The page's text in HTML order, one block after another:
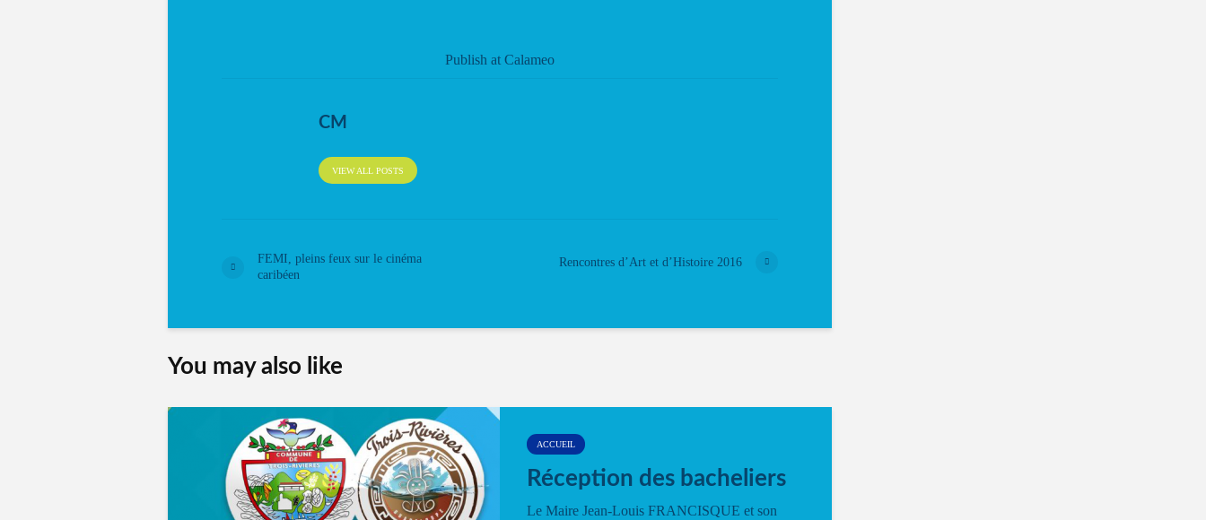
Publish at Calameo
CM
VIEW ALL POSTS
FEMI, pleins feux sur le cinéma
caribéen
Rencontres d’Art et d’Histoire 2016
You may also like
ACCUEIL
Réception des bacheliers
Le Maire Jean-Louis FRANCISQUE et son